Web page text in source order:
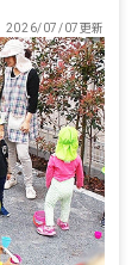
2026/07/07更新